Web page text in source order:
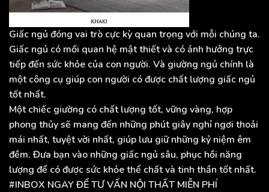
Giấc ngủ đóng vai trò cực kỳ quan trọng với mỗi chúng ta.
Giấc ngủ có mối quan hệ mật thiết và có ảnh hưởng trực
tiếp đến sức khỏe của con người. Và giường ngủ chính là
một công cụ giúp con người có được chất lượng giấc ngủ
tốt nhất.
Một chiếc giường có chất lượng tốt, vững vàng, hợp
phong thủy sẽ mang đến những phút giây nghỉ ngơi thoải
mái nhất, tuyệt vời nhất, giúp lưu giữ những kỷ niệm êm
đềm. Đưa bạn vào những giấc ngủ sâu, phục hồi năng
lượng để có được sức khỏe thể chất và tinh thần tốt nhất.
#INBOX NGAY ĐỂ TƯ VẤN NỘI THẤT MIỄN PHÍ